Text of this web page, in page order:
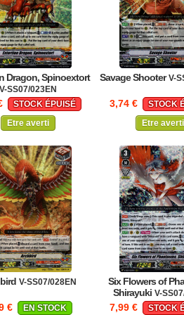
Dragon, Spinoextort
V-SS07/023EN
STOCK ÉPUISÉ
Etre averti
Savage Shooter V-
3,74 €
STOCK
Etre averti
V-SS07/028EN
€ EN STOCK
Six Flowers of
Shirayuki V-
7,99 € STOCK